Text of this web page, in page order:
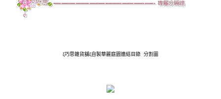
ξ巧思雜貨舖ξ自製華麗庭園連結目錄 分割圖